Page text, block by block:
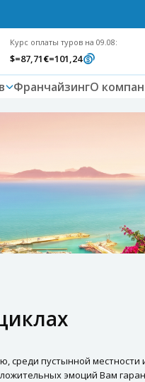
Курс оплаты туров на 09.08:
$=87,71€=101,24
ФранчайзингО
среди пустынной
эмоций Вам